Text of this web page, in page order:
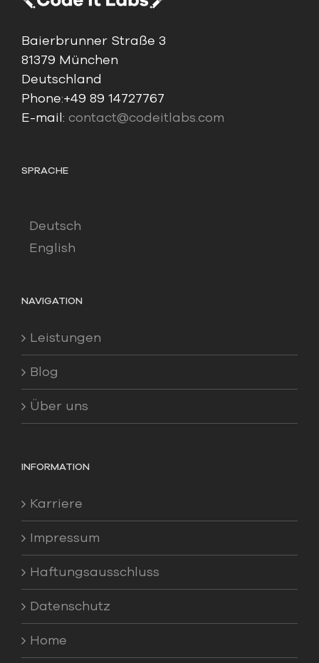
Baierbrunner Straße 3
81379 München
Deutschland
Phone:+49 89 14727767
E-mail: contact@codeitlabs.com
SPRACHE
Deutsch
English
NAVIGATION
Leistungen
Blog
Über uns
INFORMATION
Karriere
Impressum
Haftungsausschluss
Datenschutz
Home